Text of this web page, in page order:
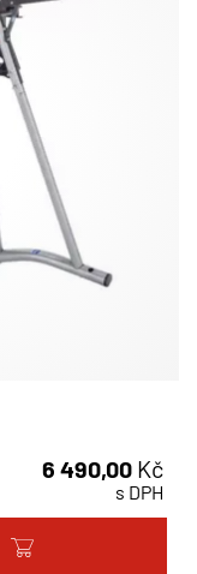
6 490,00 Kč
s DPH